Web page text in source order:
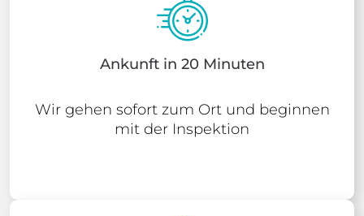
Ankunft in 20 Minuten
Wir gehen sofort zum Ort und beginnen
mit der Inspektion